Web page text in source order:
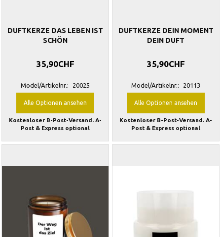
DUFTKERZE DAS LEBEN IST
SCHÖN
35,90CHF
Model/Artikelnr.: 20025
Alle Optionen ansehen
Kostenloser B-Post-Versand. A-
Post & Express optional
DUFTKERZE DEIN MOMENT
DEIN DUFT
35,90CHF
Model/Artikelnr.: 20113
Alle Optionen ansehen
Kostenloser B-Post-Versand. A-
Post & Express optional